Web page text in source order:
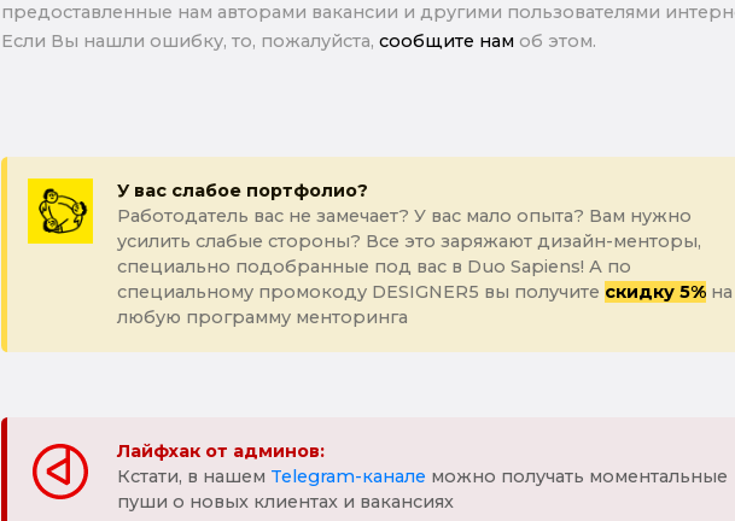
предоставленные нам авторами вакансии и другими пользователями
Если Вы нашли ошибку, то, пожалуйста, сообщите нам об этом.
У вас слабое портфолио?
Работодатель вас не замечает? У вас мало опыта? Вам нужно
усилить слабые стороны? Все это заряжают дизайн-менторы,
специально подобранные под вас в Duo Sapiens! А по
специальному промокоду DESIGNER5 вы получите скидку 5%на
любую программу менторинга
Лайфхак от админов:
Кстати, в нашем Telegram-канале можно получать моментальные
пуши о новых клиентах и вакансиях